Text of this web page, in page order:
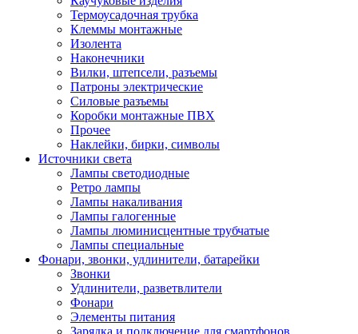
Термоусадочная трубка
Клеммы монтажные
Изолента
Наконечники
Вилки, штепсели, разъемы
Патроны электрические
Силовые разъемы
Коробки монтажные ПВХ
Прочее
Наклейки, бирки, символы
Источники света
Лампы светодиодные
Ретро лампы
Лампы накаливания
Лампы галогенные
Лампы люминисцентные трубчатые
Лампы специальные
Фонари, звонки, удлинители, батарейки
Звонки
Удлинители, разветвлители
Фонари
Элементы питания
Зарядка и подключение для смартфонов